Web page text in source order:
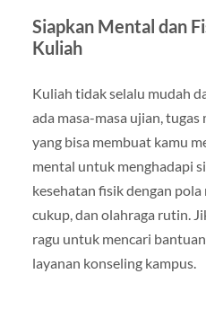
Siapkan Mental dan
Kuliah
Kuliah tidak selalu mudah
ada masa-masa ujian,
yang bisa membuat kamu
mental untuk menghadapi
kesehatan fisik dengan
cukup, dan olahraga rutin.
ragu untuk mencari
layanan konseling kampus.